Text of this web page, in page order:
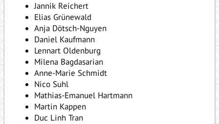
Jannik Reichert
Elias Grünewald
Anja Dötsch-Nguyen
Daniel Kaufmann
Lennart Oldenburg
Milena Bagdasarian
Anne-Marie Schmidt
Nico Suhl
Mathias-Emanuel Hartmann
Martin Kappen
Duc Linh Tran